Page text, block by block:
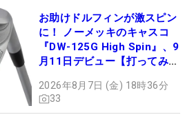
お助けドルフィンが激スピン
に！ ノーメッキのキャスコ
『DW-125G High Spin』、9
月11日デビュー【打ってみ
2026年8月7日 (金) 18時36分
33